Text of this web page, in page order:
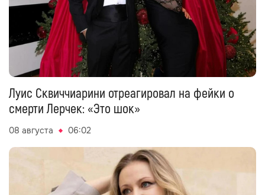
Луис Сквиччиарини отреагировал на фейки о
смерти Лерчек: «Это шок»
08 августа 06:02